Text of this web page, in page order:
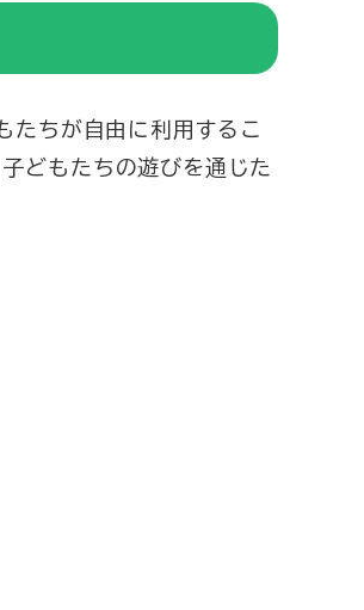
たちが自由に利用するこ
どもたちの遊びを通じた